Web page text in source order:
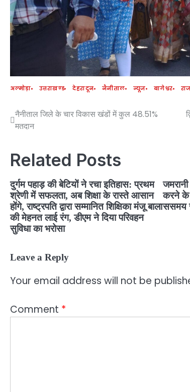
अल्मोड़ा उत्तराखण्ड देहरादून नैनीताल न्यूज बागेश्वर
Post
नैनीताल जिले के चार विकास खंडों में कुल 48.51%
मतदान
Related Posts
दुर्गम पहाड़ की बेटियों ने रचा इतिहास: प्रथम
श्रेणी में सफलता, अब शिक्षा के रास्ते आसान
होंगे, राष्ट्रपति द्वारा सम्मानित शिक्षिका मंजू बाला
की मेहनत लाई रंग, डीएम ने दिया परिवहन
सुविधा का भरोसा
करने के
ससमय
Leave a Reply
Your email address will not be
Comment *